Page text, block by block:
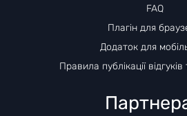
FAQ
Плагін для
Додаток для
Правила публікації